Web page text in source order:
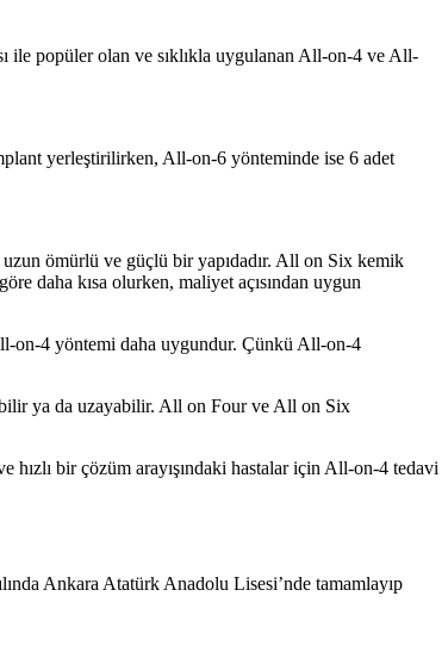
ile popüler olan ve sıklıkla uygulanan All-on-4 ve All-
yerleştirilirken, All-on-6 yönteminde ise 6 adet
uzun ömürlü ve güçlü bir yapıdadır. All on Six kemik
daha kısa olurken, maliyet açısından uygun
on-4 yöntemi daha uygundur. Çünkü All-on-4
ya da uzayabilir. All on Four ve All on Six
bir çözüm arayışındaki hastalar için All-on-4 tedavi
Ankara Atatürk Anadolu Lisesi’nde tamamlayıp